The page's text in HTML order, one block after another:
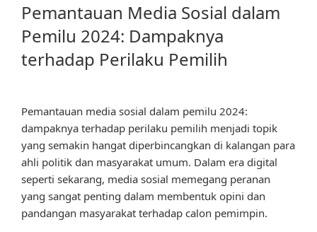
Pemantauan Media Sosial dalam
Pemilu 2024: Dampaknya
terhadap Perilaku Pemilih
Pemantauan media sosial dalam pemilu 2024:
dampaknya terhadap perilaku pemilih menjadi topik
yang semakin hangat diperbincangkan di kalangan para
ahli politik dan masyarakat umum. Dalam era digital
seperti sekarang, media sosial memegang peranan
yang sangat penting dalam membentuk opini dan
pandangan masyarakat terhadap calon pemimpin.